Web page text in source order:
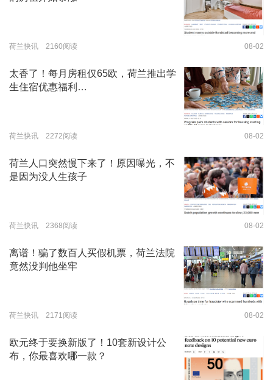
荷兰快讯 2160阅读 08-02
太香了！每月房租仅65欧，荷兰推出学
生住宿优惠福利…
荷兰快讯 2272阅读 08-02
荷兰人口突然慢下来了！原因曝光，不
是因为没人生孩子
荷兰快讯 2368阅读 08-02
离谱！骗了数百人买假机票，荷兰法院
竟然没判他坐牢
荷兰快讯 2171阅读 08-02
欧元终于要换新版了！10套新设计公
布，你最喜欢哪一款？